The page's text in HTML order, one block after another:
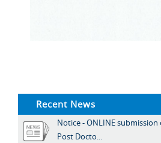
Recent News
Notice - ONLINE
Post Docto...